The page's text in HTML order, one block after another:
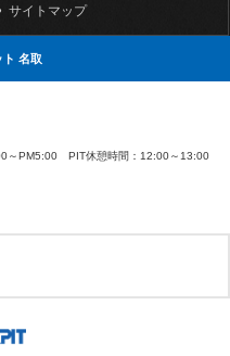
サイトマップ
ト 名取
～PM5:00 PIT休憩時間：12:00～13:00